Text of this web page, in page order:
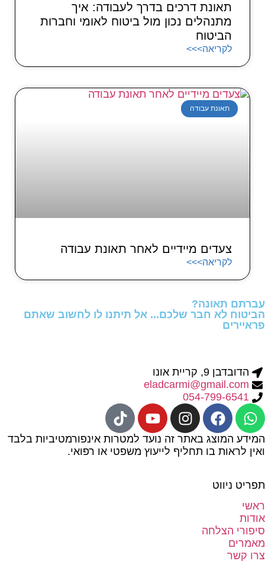
תאונת דרכים בדרך לעבודה: איך
מתנהלים נכון מול ביטוח לאומי וחברות
הביטוח
לקריאה>>>
תאונת עבודה
צעדים מיידיים לאחר תאונת עבודה
לקריאה>>>
עברתם תאונה?
הביטוח לא חבר שלכם... אל תיתנו לו לחשוב שאתם
פראיירים
הדובדבן 9, קריית אונו
eladcarmi@gmail.com
054-799-6541
המידע המוצג באתר זה נועד למטרות אינפורמטיביות בלבד
ואין לראות בו תחליף לייעוץ משפטי או רפואי.
תפריט ניווט
ראשי
אודות
סיפורי הצלחה
מאמרים
צרו קשר